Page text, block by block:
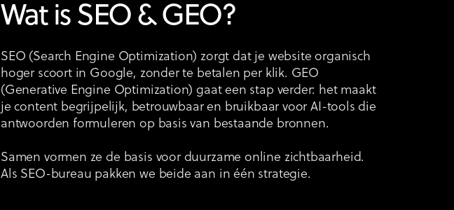
Wat is SEO & GEO?
SEO (Search Engine Optimization) zorgt dat je website organisch
hoger scoort in Google, zonder te betalen per klik. GEO
(Generative Engine Optimization) gaat een stap verder: het maakt
je content begrijpelijk, betrouwbaar en bruikbaar voor AI-tools die
antwoorden formuleren op basis van bestaande bronnen.
Samen vormen ze de basis voor duurzame online zichtbaarheid.
Als SEO-bureau pakken we beide aan in één strategie.